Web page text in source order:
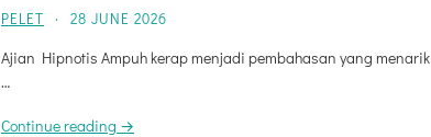
PELET · 28 JUNE 2026
Ajian Hipnotis Ampuh kerap menjadi pembahasan yang menarik
…
Continue reading →